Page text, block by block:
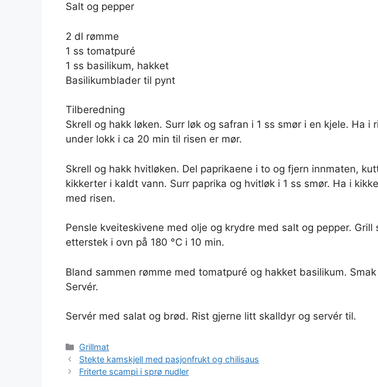
Salt og pepper
2 dl rømme
1 ss tomatpuré
1 ss basilikum, hakket
Basilikumblader til pynt
Tilberedning
Skrell og hakk løken. Surr løk og safran i 1 ss smør i en kjele. Ha i
under lokk i ca 20 min til risen er mør.
Skrell og hakk hvitløken. Del paprikaene i to og fjern innmaten,
kikkerter i kaldt vann. Surr paprika og hvitløk i 1 ss smør. Ha i
med risen.
Pensle kveiteskivene med olje og krydre med salt og pepper. Grill
etterstek i ovn på 180 °C i 10 min.
Bland sammen rømme med tomatpuré og hakket basilikum.
Servér.
Servér med salat og brød. Rist gjerne litt skalldyr og servér til.
Kategorier
Grillmat
Stekte kamskjell med pasjonfrukt og chilisaus
Friterte scampi i sprø nudler